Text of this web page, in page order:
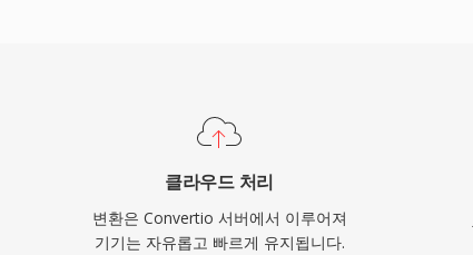
클라우드 처리
변환은 Convertio 서버에서 이루어져
기기는 자유롭고 빠르게 유지됩니다.